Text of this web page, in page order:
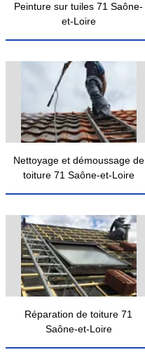
Peinture sur tuiles 71 Saône-
et-Loire
Nettoyage et démoussage de
toiture 71 Saône-et-Loire
Réparation de toiture 71
Saône-et-Loire